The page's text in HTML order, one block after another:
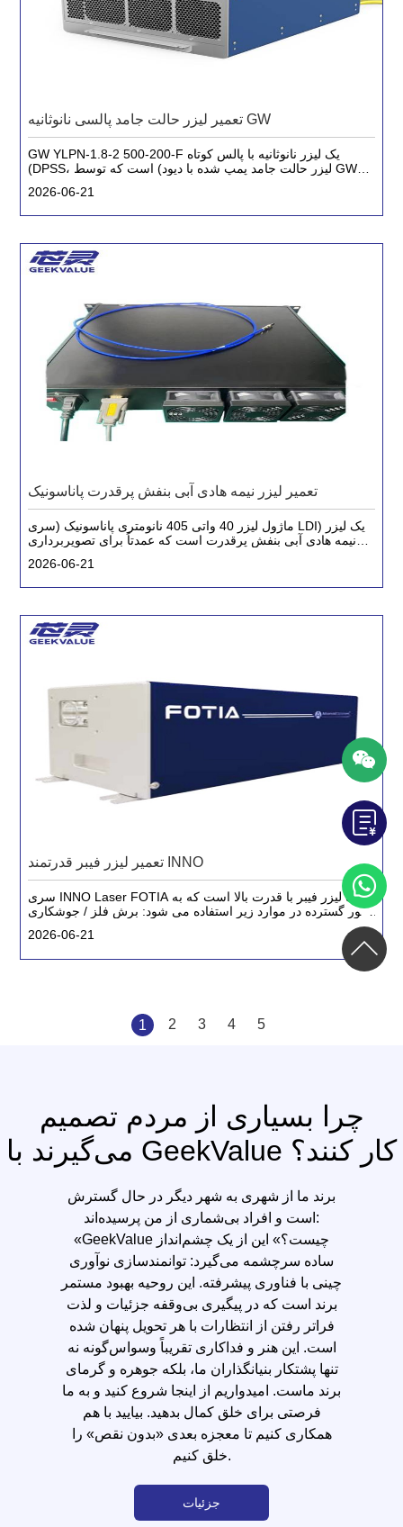
تعمیر لیزر حالت جامد پالسی نانوثانیه GW
GW YLPN-1.8-2 500-200-F یک لیزر نانوثانیه با پالس کوتاه
(DPSS، لیزر حالت جامد پمپ شده با دیود) است که توسط GWU-
شده است.
2026-06-21
تعمیر لیزر نیمه هادی آبی بنفش پرقدرت پاناسونیک
ماژول لیزر 40 واتی 405 نانومتری پاناسونیک (سری LDI) یک لیزر
نیمه هادی آبی بنفش پرقدرت است که عمدتاً برای تصویربرداری
2026-06-21
تعمیر لیزر فیبر قدرتمند INNO
سری INNO Laser FOTIA یک لیزر فیبر با قدرت بالا است که به
طور گسترده در موارد زیر استفاده می شود: برش فلز / جوشکاری
2026-06-21
1 2 3 4 5
چرا بسیاری از مردم تصمیم
می‌گیرند با GeekValue کار کنند؟
برند ما از شهری به شهر دیگر در حال گسترش
است و افراد بی‌شماری از من پرسیده‌اند:
«GeekValue چیست؟» این از یک چشم‌انداز
ساده سرچشمه می‌گیرد: توانمندسازی نوآوری
چینی با فناوری پیشرفته. این روحیه بهبود مستمر
برند است که در پیگیری بی‌وقفه جزئیات و لذت
فراتر رفتن از انتظارات با هر تحویل پنهان شده
است. این هنر و فداکاری تقریباً وسواس‌گونه نه
تنها پشتکار بنیانگذاران ما، بلکه جوهره و گرمای
برند ماست. امیدواریم از اینجا شروع کنید و به ما
فرصتی برای خلق کمال بدهید. بیایید با هم
همکاری کنیم تا معجزه بعدی «بدون نقص» را
خلق کنیم.
جزئیات